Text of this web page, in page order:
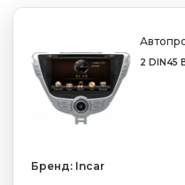
2 DIN45
Бренд: Incar